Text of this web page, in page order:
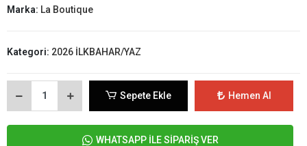
Marka: La Boutique
Kategori: 2026 İLKBAHAR/YAZ
Sepete Ekle Hemen Al
WHATSAPP İLE SİPARİŞ VER